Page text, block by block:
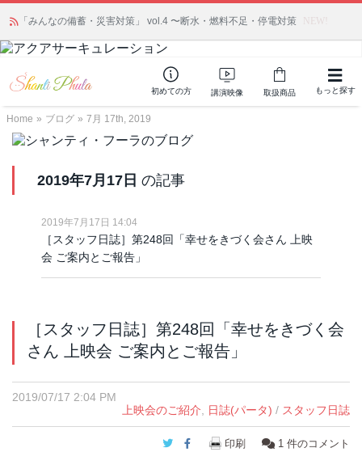
「みんなの備蓄・災害対策」 vol.4 〜断水・燃料不足・停電対策 NEW!
初めての方 講演映像 取扱商品 もっと探す
Home » ブログ » 7月 17th, 2019
2019年7月17日 の記事
2019年7月17日 14:04
［スタッフ日誌］第248回「幸せをきづく会さん 上映
会 ご案内とご報告」
［スタッフ日誌］第248回「幸せをきづく会
さん 上映会 ご案内とご報告」
2019/07/17 2:04 PM
上映会のご紹介
日誌(パータ) / スタッフ日誌
Twitter
Facebook
印刷 1 件のコメント